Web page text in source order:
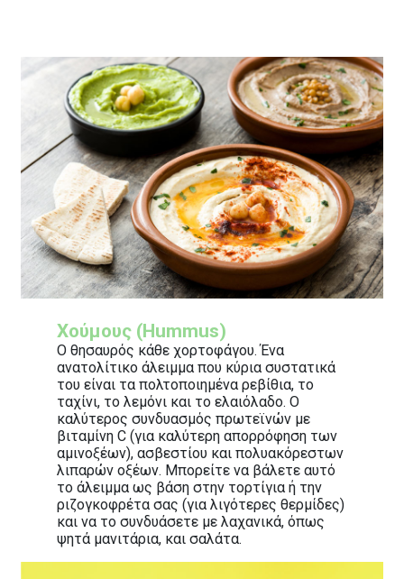
Χούμους (Hummus)
Ο θησαυρός κάθε χορτοφάγου. Ένα
ανατολίτικο άλειμμα που κύρια συστατικά
του είναι τα πολτοποιημένα ρεβίθια, το
ταχίνι, το λεμόνι και το ελαιόλαδο. Ο
καλύτερος συνδυασμός πρωτεϊνών με
βιταμίνη C (για καλύτερη απορρόφηση των
αμινοξέων), ασβεστίου και πολυακόρεστων
λιπαρών οξέων. Μπορείτε να βάλετε αυτό
το άλειμμα ως βάση στην τορτίγια ή την
ριζογκοφρέτα σας (για λιγότερες θερμίδες)
και να το συνδυάσετε με λαχανικά, όπως
ψητά μανιτάρια, και σαλάτα.